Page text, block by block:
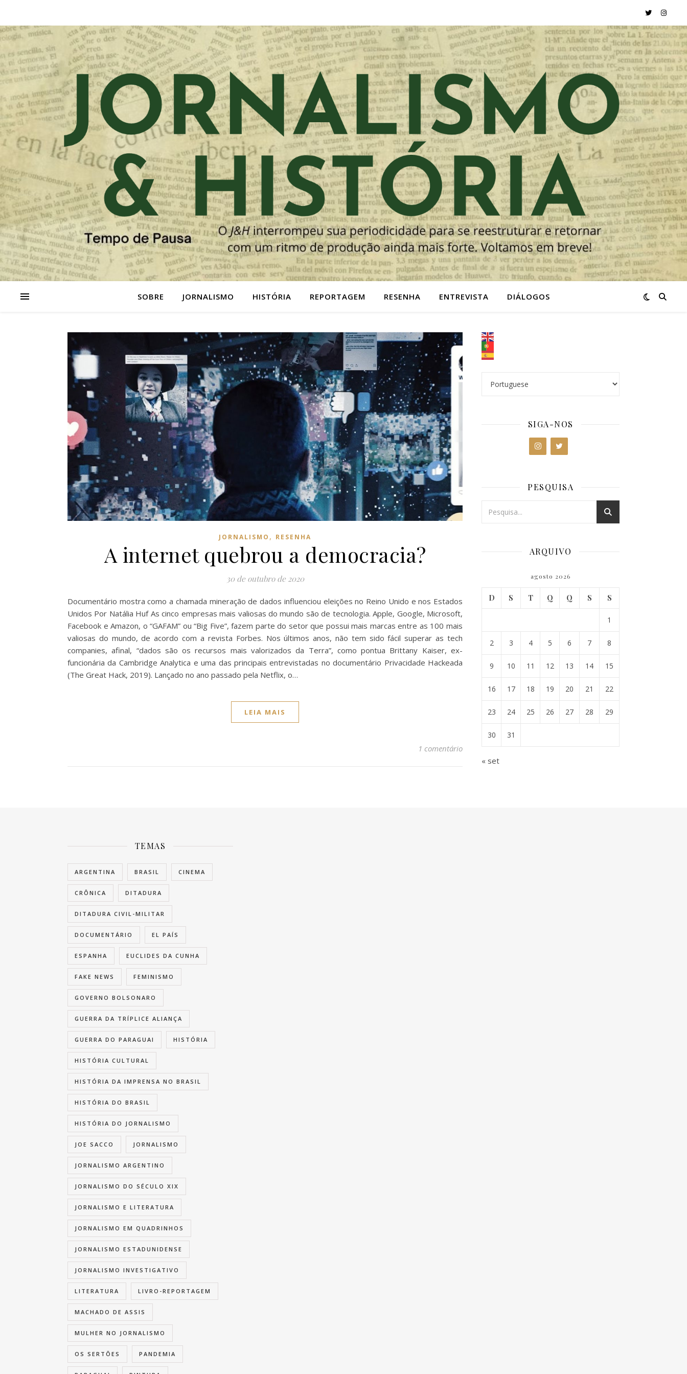
SOBRE JORNALISMO HISTÓRIA REPORTAGEM RESENHA ENTREVISTA DIÁLOGOS
JORNALISMO , RESENHA
A internet quebrou a democracia?
30 de outubro de 2020
Documentário mostra como a chamada mineração de dados influenciou eleições no Reino Unido e nos Estados
Unidos Por Natália Huf As cinco empresas mais valiosas do mundo são de tecnologia. Apple, Google, Microsoft,
Facebook e Amazon, o “GAFAM” ou “Big Five”, fazem parte do setor que possui mais marcas entre as 100 mais
valiosas do mundo, de acordo com a revista Forbes. Nos últimos anos, não tem sido fácil superar as tech
companies, afinal, “dados são os recursos mais valorizados da Terra”, como pontua Brittany Kaiser, ex-
funcionária da Cambridge Analytica e uma das principais entrevistadas no documentário Privacidade Hackeada
(The Great Hack, 2019). Lançado no ano passado pela Netflix, o…
LEIA MAIS
1 comentário
SIGA-NOS
PESQUISA
ARQUIVO
agosto 2026
D S T Q Q S S
1
2 3 4 5 6 7 8
9 10 11 12 13 14 15
16 17 18 19 20 21 22
23 24 25 26 27 28 29
30 31
« set
TEMAS
ARGENTINA BRASIL CINEMA
CRÔNICA DITADURA
DITADURA CIVIL-MILITAR
DOCUMENTÁRIO EL PAÍS
ESPANHA EUCLIDES DA CUNHA
FAKE NEWS FEMINISMO
GOVERNO BOLSONARO
GUERRA DA TRÍPLICE ALIANÇA
GUERRA DO PARAGUAI HISTÓRIA
HISTÓRIA CULTURAL
HISTÓRIA DA IMPRENSA NO BRASIL
HISTÓRIA DO BRASIL
HISTÓRIA DO JORNALISMO
JOE SACCO JORNALISMO
JORNALISMO ARGENTINO
JORNALISMO DO SÉCULO XIX
JORNALISMO E LITERATURA
JORNALISMO EM QUADRINHOS
JORNALISMO ESTADUNIDENSE
JORNALISMO INVESTIGATIVO
LITERATURA LIVRO-REPORTAGEM
MACHADO DE ASSIS
MULHER NO JORNALISMO
OS SERTÕES PANDEMIA